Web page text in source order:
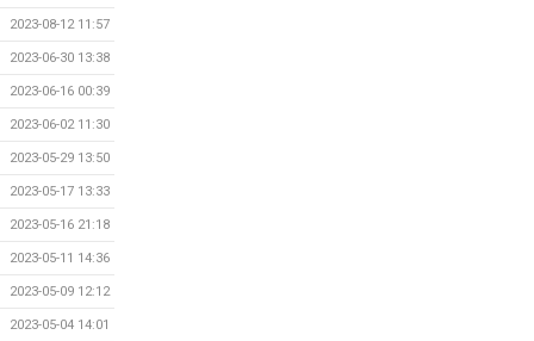
2023-08-12 11:57
2023-06-30 13:38
2023-06-16 00:39
2023-06-02 11:30
2023-05-29 13:50
2023-05-17 13:33
2023-05-16 21:18
2023-05-11 14:36
2023-05-09 12:12
2023-05-04 14:01